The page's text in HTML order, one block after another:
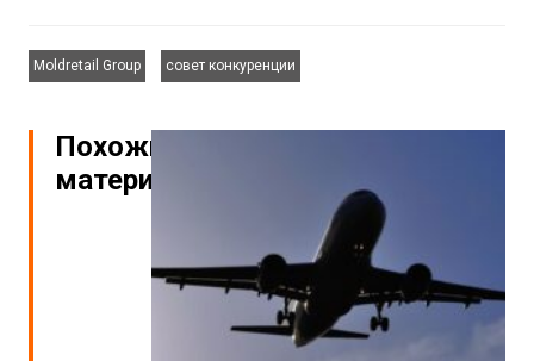
Moldretail Group
совет конкуренции
Похожие
материалы